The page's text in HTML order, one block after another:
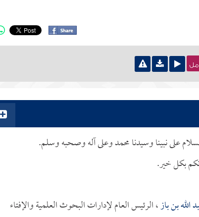
على نبينا وسيدنا محمد وعلى آله وصحبه وسلم.
بكل خير.
الله بن باز، الرئيس العام لإدارات البحوث العلمية والإفتاء